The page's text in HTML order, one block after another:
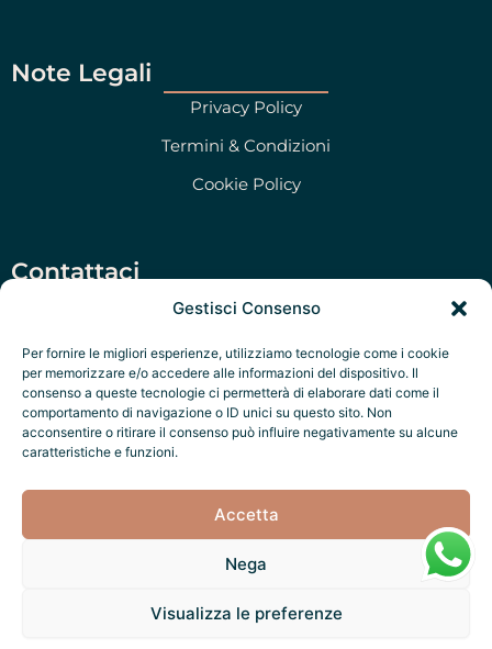
Gestisci Consenso
Per fornire le migliori esperienze, utilizziamo tecnologie come i cookie
per memorizzare e/o accedere alle informazioni del dispositivo. Il
consenso a queste tecnologie ci permetterà di elaborare dati come il
comportamento di navigazione o ID unici su questo sito. Non
acconsentire o ritirare il consenso può influire negativamente su alcune
caratteristiche e funzioni.
Accetta
Nega
Visualizza le preferenze
Note Legali
Privacy Policy
Termini & Condizioni
Cookie Policy
Contattaci
Salento Prime Srl, Via San Martino 47, Morciano di
‭+39 351 79 47 280‬
P.IVA: IT05322970756
Salento Exclusive Services
Fatto con ❤️ daSalento Factory
Noi accettiamo: